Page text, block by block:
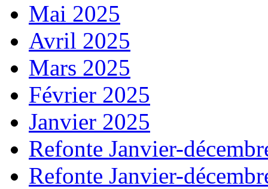
Mai 2025
Avril 2025
Mars 2025
Février 2025
Janvier 2025
Refonte Janvier-
Refonte Janvier-